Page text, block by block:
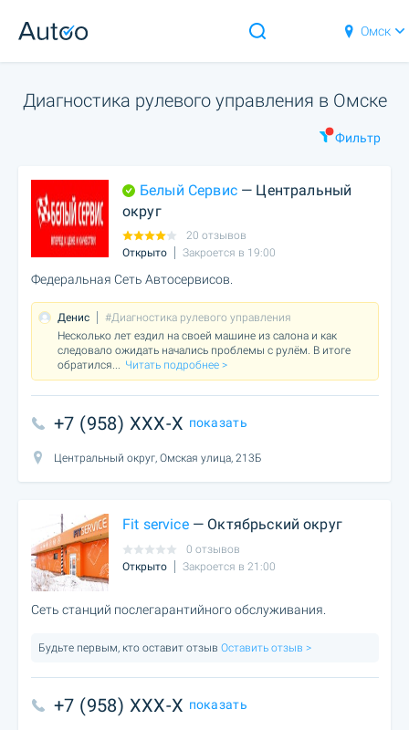
Омск
Диагностика рулевого управления в Омске
Фильтр
Белый Сервис— Центральный
округ
20 отзывов
Открыто
Закроется в 19:00
Федеральная Сеть Автосервисов.
Денис
#Диагностика рулевого управления
Несколько лет ездил на своей машине из салона и как
следовало ожидать начались проблемы с рулём. В итоге
обратился... Читать подробнее >
+7 (958) XXX-X показать
Центральный округ, Омская улица, 213Б
Fit service— Октябрьский округ
0 отзывов
Открыто
Закроется в 21:00
Сеть станций послегарантийного обслуживания.
Будьте первым, кто оставит отзыв Оставить отзыв >
+7 (958) XXX-X показать